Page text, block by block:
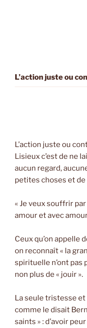
L’action juste ou
L’action juste ou
Lisieux c’est de ne
aucun regard,
petites choses et
« Je veux souffrir
amour et avec
Ceux qu’on appelle
on reconnaît « la
spirituelle n’ont pas
non plus de « jouir ».
La seule tristesse
comme le disait
saints » : d’avoir